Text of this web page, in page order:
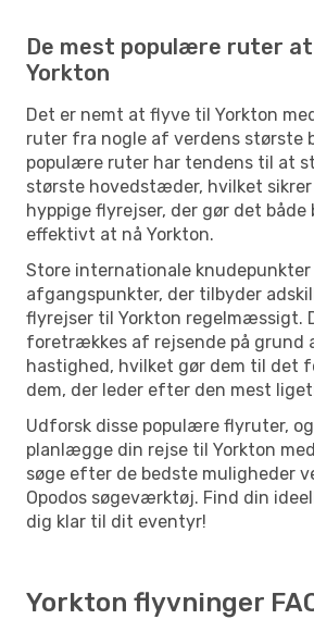
De mest populære ruter
Yorkton
Det er nemt at flyve til Yorkton
ruter fra nogle af verdens største
populære ruter har tendens til at
største hovedstæder, hvilket
hyppige flyrejser, der gør det både
effektivt at nå Yorkton.
Store internationale
afgangspunkter, der tilbyder
flyrejser til Yorkton regelmæssigt.
foretrækkes af rejsende på grund
hastighed, hvilket gør dem til det
dem, der leder efter den mest
Udforsk disse populære flyruter,
planlægge din rejse til Yorkton
søge efter de bedste muligheder
Opodos søgeværktøj. Find din
dig klar til dit eventyr!
Yorkton flyvninger